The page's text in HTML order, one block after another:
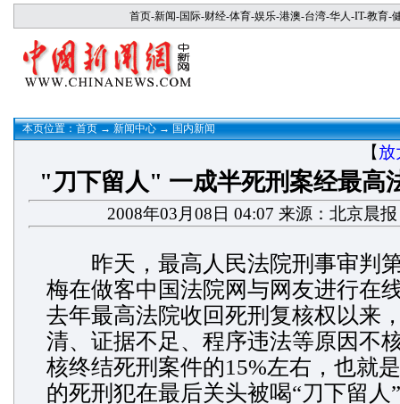
首页-新闻-国际-财经-体育-娱乐-港澳-台湾-华人-IT-教育-
本页位置： 首页 → 新闻中心 → 国内新闻
【放
"刀下留人" 一成半死刑案经最高
2008年03月08日 04:07 来源：北京晨
昨天，最高人民法院刑事审判
梅在做客中国法院网与网友进行在
去年最高法院收回死刑复核权以来
清、证据不足、程序违法等原因不
核终结死刑案件的15%左右，也就
的死刑犯在最后关头被喝“刀下留人